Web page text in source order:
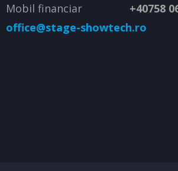
Mobil financiar +40758
office@stage-showtech.ro